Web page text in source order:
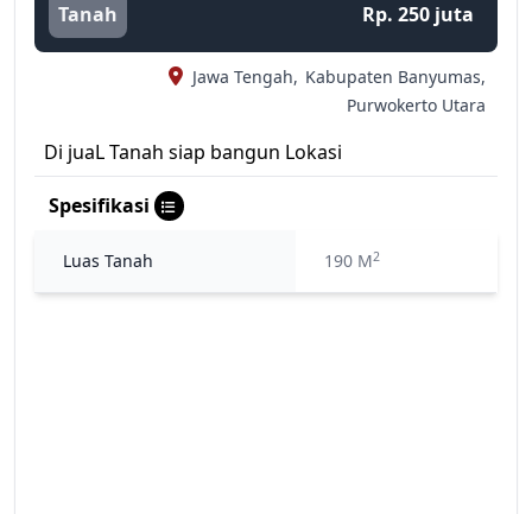
Tanah Rp. 250 juta
Jawa Tengah, Kabupaten Banyumas,
Purwokerto Utara
Di juaL Tanah siap bangun Lokasi
Spesifikasi
Luas Tanah 190 M2